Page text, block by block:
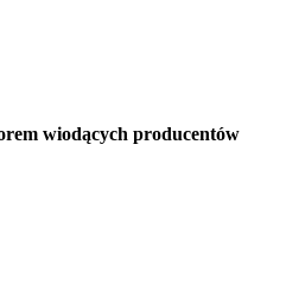
wiodących producentów